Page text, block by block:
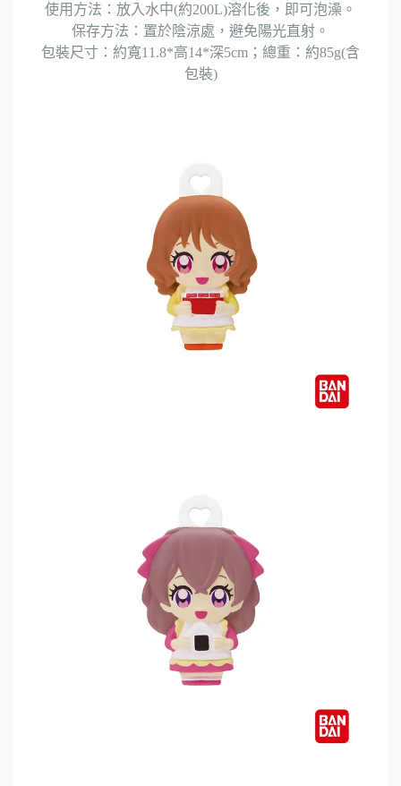
使用方法：放入水中(約200L)溶化後，即可泡澡。
保存方法：置於陰涼處，避免陽光直射。
包裝尺寸：約寬11.8*高14*深5cm；總重：約85g(含
包裝)